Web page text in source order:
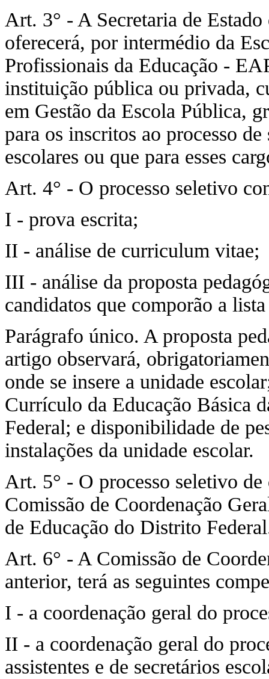
Art. 3° - A Secretaria de
oferecerá, por intermédio da
Profissionais da Educação -
instituição pública ou privada,
em Gestão da Escola Pública,
para os inscritos ao processo
escolares ou que para esses
Art. 4° - O processo seletivo
I - prova escrita;
II - análise de curriculum vitae;
III - análise da proposta
candidatos que comporão a
Parágrafo único. A proposta
artigo observará,
onde se insere a unidade
Currículo da Educação Básica
Federal; e disponibilidade de
instalações da unidade escolar.
Art. 5° - O processo seletivo
Comissão de Coordenação
de Educação do Distrito
Art. 6° - A Comissão de
anterior, terá as seguintes
I - a coordenação geral do
II - a coordenação geral do
assistentes e de secretários